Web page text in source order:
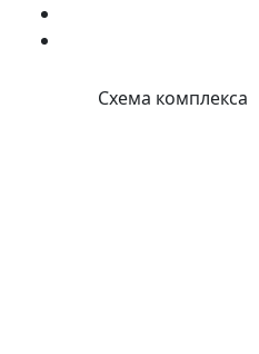
Схема комплекса